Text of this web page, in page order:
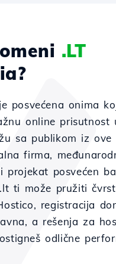
.LT
posvećena onima
online prisutnost
sa publikom iz ove
firma,
projekat posvećen
ti može pružiti
registracija
a rešenja za
odlične